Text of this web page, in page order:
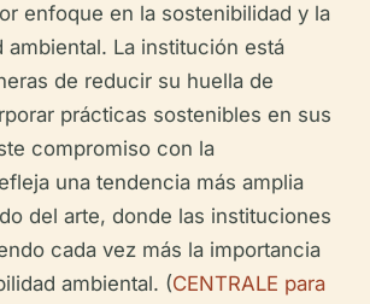
enfoque en la sostenibilidad y la
ambiental. La institución está
de reducir su huella de
prácticas sostenibles en sus
compromiso con la
una tendencia más amplia
del arte, donde las instituciones
cada vez más la importancia
ambiental. (CENTRALE para